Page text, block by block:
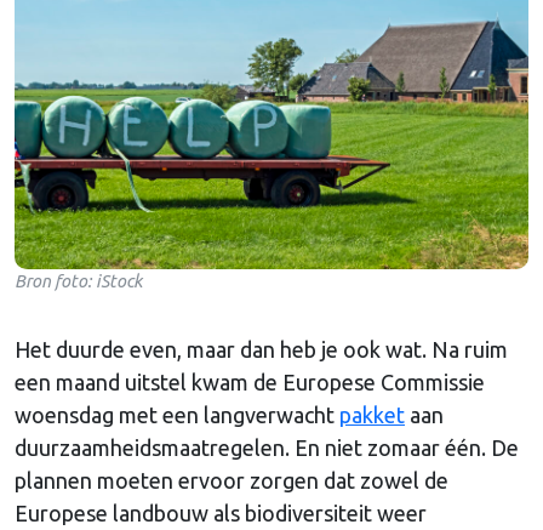
Bron foto: iStock
Het duurde even, maar dan heb je ook wat. Na ruim
een maand uitstel kwam de Europese Commissie
woensdag met een langverwacht pakket aan
duurzaamheidsmaatregelen. En niet zomaar één. De
plannen moeten ervoor zorgen dat zowel de
Europese landbouw als biodiversiteit weer